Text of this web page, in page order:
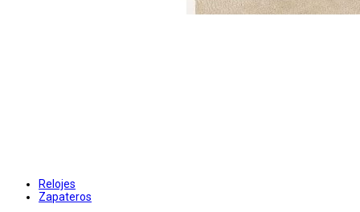
Relojes
Zapateros